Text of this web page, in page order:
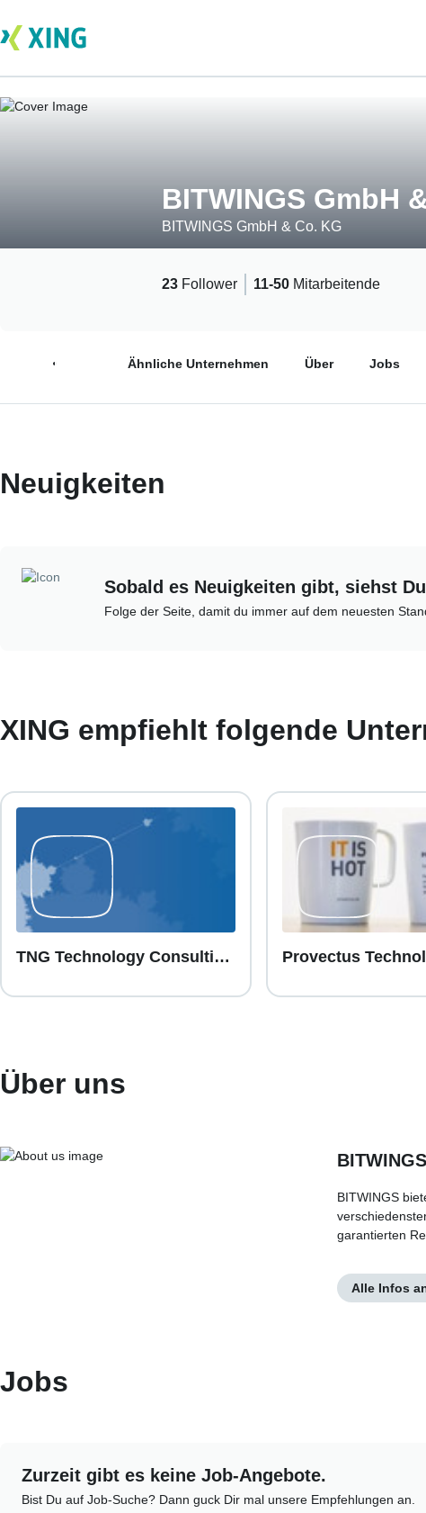
BITWINGS GmbH
BITWINGS GmbH & Co. KG
23 Follower 11-50 Mitarbeitende
Neuigkeiten Ähnliche Unternehmen Über Jobs
Neuigkeiten
Sobald es Neuigkeiten gibt, siehst
Folge der Seite, damit du immer auf dem neuesten
XING empfiehlt folgende
TNG Technology Consulting GmbH
Über uns
BITWINGS
garantierten
Alle Infos
Jobs
Zurzeit gibt es keine Job-Angebote.
Bist Du auf Job-Suche? Dann guck Dir mal unsere Empfehlungen an.